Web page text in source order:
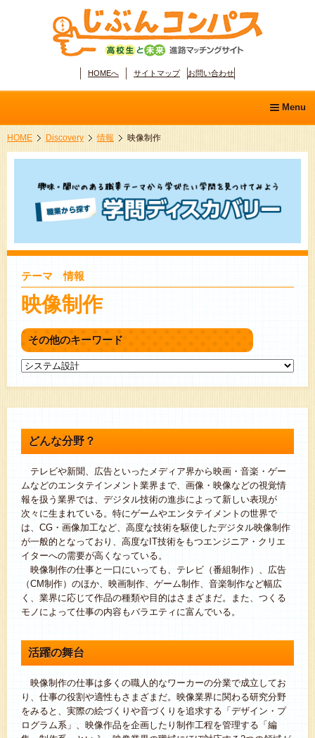
HOMEへ サイトマップ お問い合わせ
Menu
ホーム
分野別職業ガイド
HOME Discovery 情報 映像制作
テーマ 情報
映像制作
その他のキーワード
どんな分野？
テレビや新聞、広告といったメディア界から映画・音楽・ゲー
ムなどのエンタテインメント業界まで、画像・映像などの視覚情
報を扱う業界では、デジタル技術の進歩によって新しい表現が
次々に生まれている。特にゲームやエンタテイメントの世界で
は、CG・画像加工など、高度な技術を駆使したデジタル映像制作
が一般的となっており、高度なIT技術をもつエンジニア・クリエ
イターへの需要が高くなっている。
映像制作の仕事と一口にいっても、テレビ（番組制作）、広告
（CM制作）のほか、映画制作、ゲーム制作、音楽制作など幅広
く、業界に応じて作品の種類や目的はさまざまだ。また、つくる
モノによって仕事の内容もバラエティに富んでいる。
活躍の舞台
映像制作の仕事は多くの職人的なワーカーの分業で成立してお
り、仕事の役割や適性もさまざまだ。映像業界に関わる研究分野
をみると、実際の絵づくりや音づくりを追求する「デザイン・プ
ログラム系」、映像作品を企画したり制作工程を管理する「編